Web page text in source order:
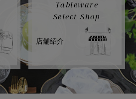
Tableware
Select Shop
店舗紹介